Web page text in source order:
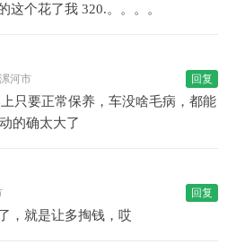
这个花了我 320.。。。。
河市 回复
只要正常保养，车没啥毛病，都能
的确太大了
回复
，就是让多掏钱，哎